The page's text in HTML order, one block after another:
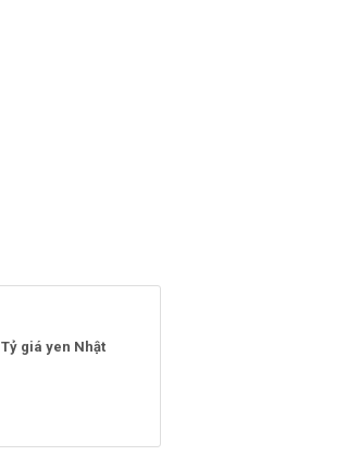
Tỷ giá yen Nhật